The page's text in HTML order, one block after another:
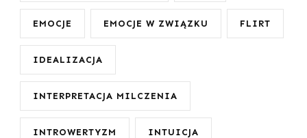
EMOCJE EMOCJE W ZWIĄZKU FLIRT
IDEALIZACJA
INTERPRETACJA MILCZENIA
INTROWERTYZM INTUICJA